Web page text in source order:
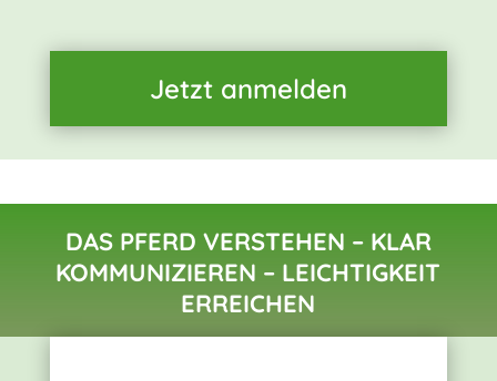
Jetzt anmelden
DAS PFERD VERSTEHEN – KLAR
KOMMUNIZIEREN – LEICHTIGKEIT
ERREICHEN